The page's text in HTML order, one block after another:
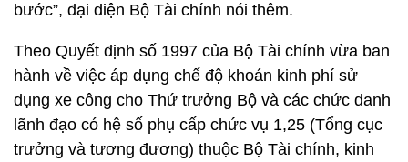
bước”, đại diện Bộ Tài chính nói thêm.
Theo Quyết định số 1997 của Bộ Tài chính vừa ban
hành về việc áp dụng chế độ khoán kinh phí sử
dụng xe công cho Thứ trưởng Bộ và các chức danh
lãnh đạo có hệ số phụ cấp chức vụ 1,25 (Tổng cục
trưởng và tương đương) thuộc Bộ Tài chính, kinh